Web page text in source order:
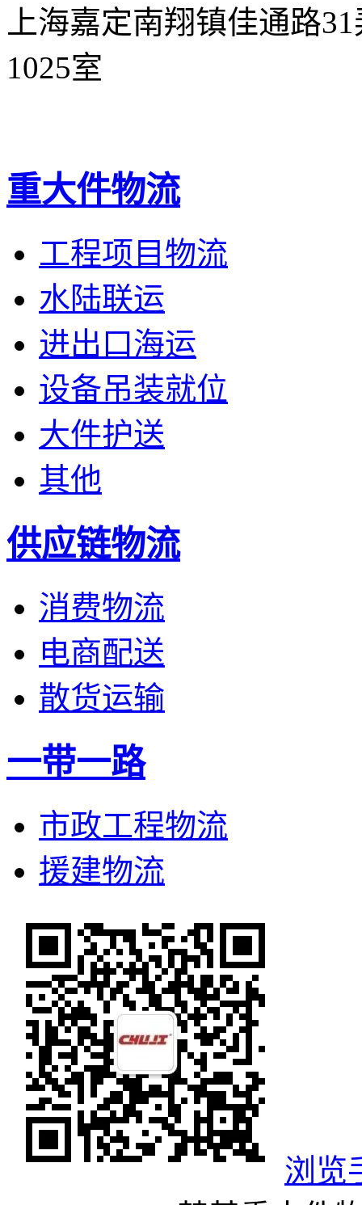
上海嘉定南翔镇佳通路
1025室
重大件物流
工程项目物流
水陆联运
进出口海运
设备吊装就位
大件护送
其他
供应链物流
消费物流
电商配送
散货运输
一带一路
市政工程物流
援建物流
浏览